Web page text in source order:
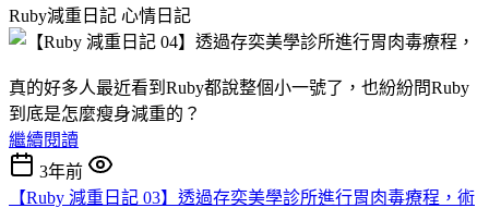
Ruby減重日記 心情日記
真的好多人最近看到Ruby都說整個小一號了，也紛紛問Ruby
到底是怎麼瘦身減重的？
繼續閱讀
3年前
【Ruby 減重日記 03】透過存奕美學診所進行胃肉毒療程，術